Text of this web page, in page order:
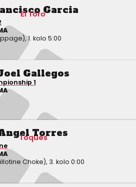
Garcia
El Toro
1. kolo 5:00
Gallegos
1
Torres
Toques
Choke), 3. kolo 0:00